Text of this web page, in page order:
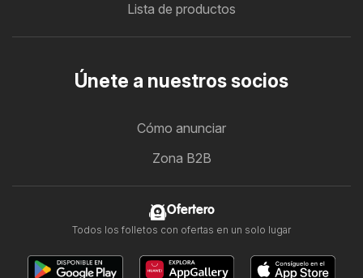
Lista de productos
Únete a nuestros socios
Cómo anunciar
Zona B2B
Ofertero
Todos los folletos con ofertas en un solo lugar